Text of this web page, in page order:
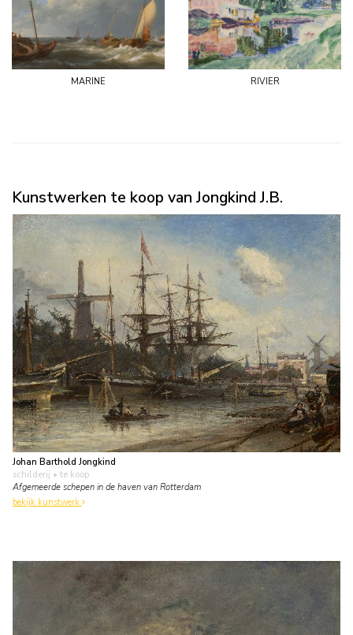
marine rivier
Kunstwerken te koop van Jongkind J.B.
Johan Barthold Jongkind
schilderij • te koop
Afgemeerde schepen in de haven van Rotterdam
bekijk kunstwerk